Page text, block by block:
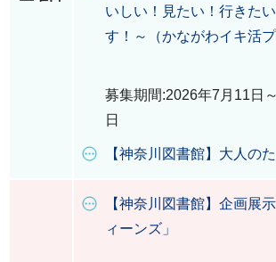
いしい！見たい！行きた
す！～（かながわイキ活プ
募集期間:2026年7月11日
日
【神奈川図書館】大人の
【神奈川図書館】企画展
ィーンズ」